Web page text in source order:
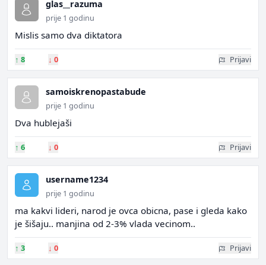
glas__razuma
prije 1 godinu
Mislis samo dva diktatora
↑ 8 ↓ 0 Prijavi
samoiskrenopastabude
prije 1 godinu
Dva hublejaši
↑ 6 ↓ 0 Prijavi
username1234
prije 1 godinu
ma kakvi lideri, narod je ovca obicna, pase i gleda kako
je šišaju.. manjina od 2-3% vlada vecinom..
↑ 3 ↓ 0 Prijavi